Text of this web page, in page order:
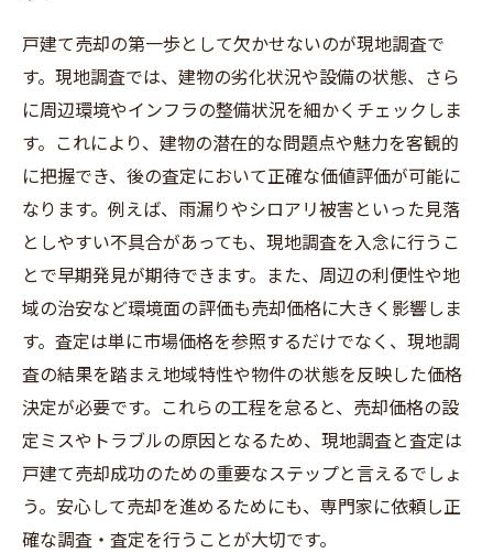
スト
現地調査と査定に失敗するとどうなる？失敗事
例から学ぶ
安心して戸建て売却を進めるための現地調査＆
査定まとめ
戸建て売却の第一歩として欠かせないのが現地調査で
す。現地調査では、建物の劣化状況や設備の状態、さら
に周辺環境やインフラの整備状況を細かくチェックしま
す。これにより、建物の潜在的な問題点や魅力を客観的
に把握でき、後の査定において正確な価値評価が可能に
なります。例えば、雨漏りやシロアリ被害といった見落
としやすい不具合があっても、現地調査を入念に行うこ
とで早期発見が期待できます。また、周辺の利便性や地
域の治安など環境面の評価も売却価格に大きく影響しま
す。査定は単に市場価格を参照するだけでなく、現地調
査の結果を踏まえ地域特性や物件の状態を反映した価格
決定が必要です。これらの工程を怠ると、売却価格の設
定ミスやトラブルの原因となるため、現地調査と査定は
戸建て売却成功のための重要なステップと言えるでしょ
う。安心して売却を進めるためにも、専門家に依頼し正
確な調査・査定を行うことが大切です。